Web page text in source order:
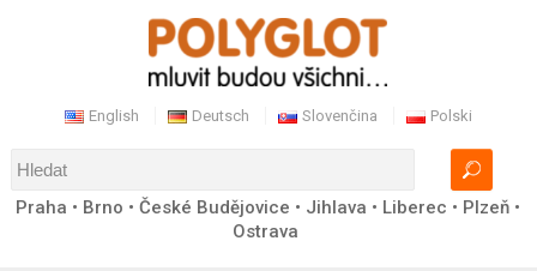
English Deutsch Slovenčina Polski
Praha • Brno • České Budějovice • Jihlava • Liberec • Plzeň •
Ostrava